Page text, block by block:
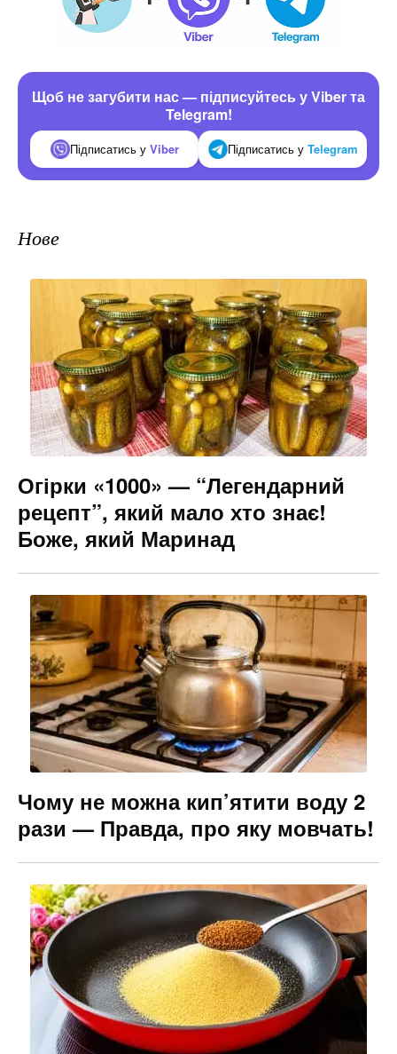
Щоб не загубити нас — підписуйтесь у Viber та
Telegram!
Підписатись у Viber Підписатись у Telegram
Нове
Огірки «1000» — “Легендарний
рецепт”, який мало хто знає!
Боже, який Маринад
Чому не можна кип’ятити воду 2
рази — Правда, про яку мовчать!